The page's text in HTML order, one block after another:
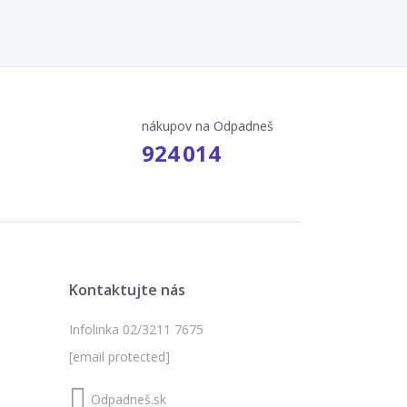
nákupov na Odpadneš
924 014
Kontaktujte nás
Infolinka 02/3211 7675
[email protected]
Odpadneš.sk